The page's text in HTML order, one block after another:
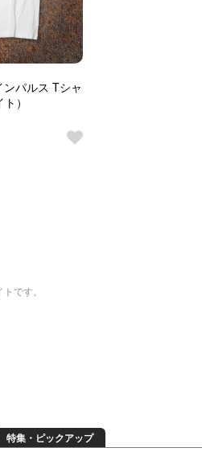
パルス Tシャ
）
です。
特集・ピックアップ